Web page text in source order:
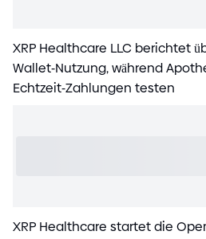
XRP Healthcare LLC berichtet
Wallet-Nutzung, während
Echtzeit-Zahlungen testen
XRP Healthcare startet die